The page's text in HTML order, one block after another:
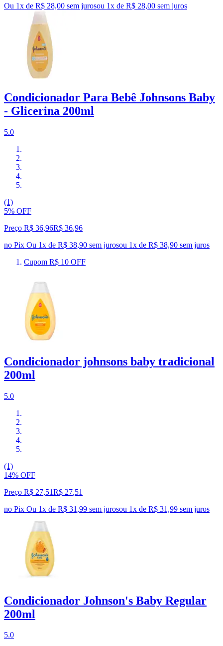
Ou 1x de R$ 28,00 sem jurosou 1x de R$ 28,00 sem juros
Condicionador Para Bebê Johnsons Baby
- Glicerina 200ml
5.0
(1)
5% OFF
Preço R$ 36,96R$ 36,96
no Pix Ou 1x de R$ 38,90 sem jurosou 1x de R$ 38,90 sem juros
Cupom R$ 10 OFF
Condicionador johnsons baby tradicional
200ml
5.0
(1)
14% OFF
Preço R$ 27,51R$ 27,51
no Pix Ou 1x de R$ 31,99 sem jurosou 1x de R$ 31,99 sem juros
Condicionador Johnson's Baby Regular
200ml
5.0